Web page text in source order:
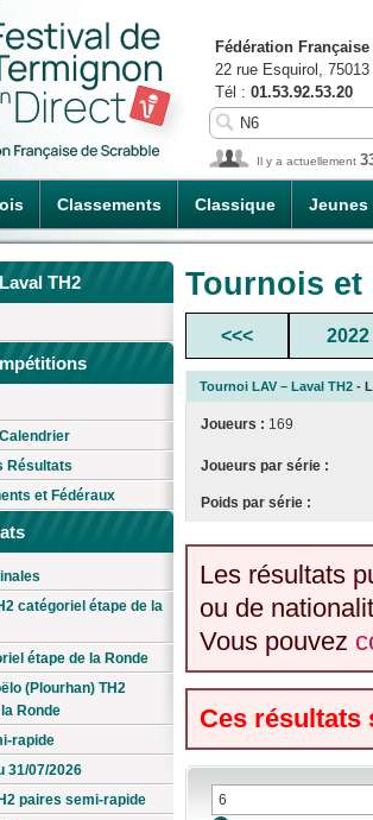
Classements Classique Jeunes
Fédération
22 rue Esquirol,
Tél : 01.53.92.53.20
Il y a actuellement
TH2
Résultats
et Fédéraux
catégoriel étape de la
étape de la Ronde
(Plourhan) TH2
Ronde
rapide
31/07/2026
paires semi-rapide
Tournois
<<< 2022
Tournoi LAV – Laval TH2 -
Joueurs : 169
Joueurs par série :
Poids par série :
Les résultats
ou de
Vous pouvez
Ces résultats